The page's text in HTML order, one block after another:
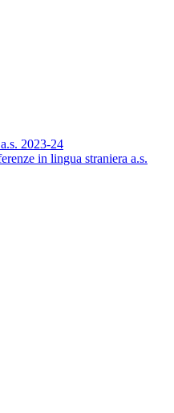
2023-24
in lingua straniera a.s.